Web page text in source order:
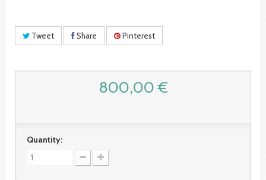
Tweet Share Pinterest
800,00 €
Quantity: